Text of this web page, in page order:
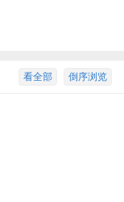
倒序浏览
看全部